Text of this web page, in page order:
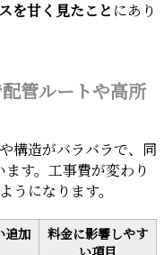
を甘く見たこと にあり
管ルートや高所
構造がバラバラで、同
す。工事費が変わり
うになります。
追加
料金に影響しやす